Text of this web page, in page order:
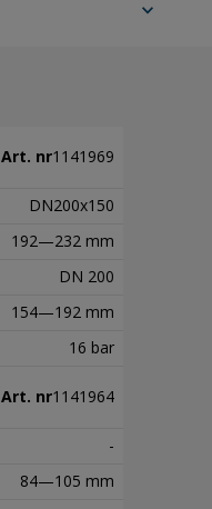
expand_more
Art. nr1141969
DN200x150
192—232 mm
DN 200
154—192 mm
16 bar
Art. nr1141964
-
84—105 mm